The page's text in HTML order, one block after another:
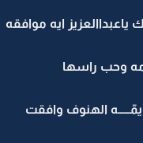
ايه موافقه
وحب راسها
الهنوف وافقت